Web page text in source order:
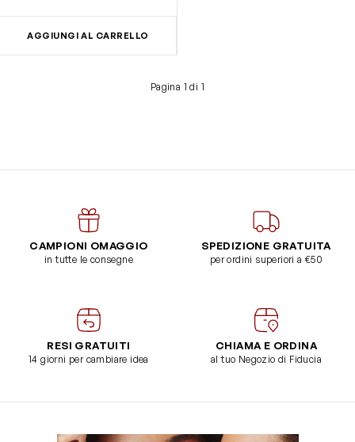
AGGIUNGI AL CARRELLO
Pagina 1 di 1
CAMPIONI OMAGGIO
in tutte le consegne
SPEDIZIONE GRATUITA
per ordini superiori a €50
RESI GRATUITI
14 giorni per cambiare idea
CHIAMA E ORDINA
al tuo Negozio di Fiducia